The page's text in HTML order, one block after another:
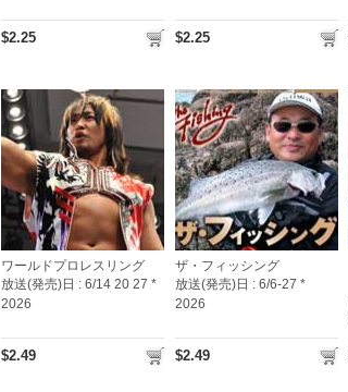
$2.25 $2.25
ワールドプロレスリング
放送(発売)日 : 6/14 20 27 *
2026
$2.49
ザ・フィッシング
放送(発売)日 : 6/6-27 *
2026
$2.49